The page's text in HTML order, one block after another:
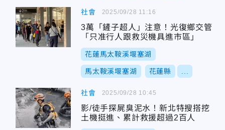
社會
3萬「鏟子超人」注意！光復鄉交管
「只准行人跟救災機具進市區」
花蓮馬太鞍溪堰塞湖
馬太鞍溪堰塞湖 花蓮縣
2025/09/28 11:16
社會
影/徒手探屍臭泥水！新北特搜搭挖
土機挺進、累計救援超過2百人
2025/09/28 10:45